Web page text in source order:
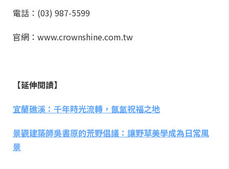
電話：(03) 987-5599
官網：www.crownshine.com.tw
【延伸閱讀】
宜蘭礁溪：千年時光流轉，氤氳祝福之地
景觀建築師吳書原的荒野倡議：讓野草美學成為日常風
景